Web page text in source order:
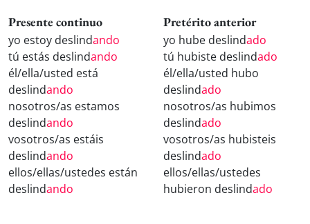
Presente continuo
yo estoy deslindando
tú estás deslindando
él/ella/usted está
deslindando
nosotros/as estamos
deslindando
vosotros/as estáis
deslindando
ellos/ellas/ustedes están
deslindando
Pretérito anterior
yo hube deslindado
tú hubiste deslindado
él/ella/usted hubo
deslindado
nosotros/as hubimos
deslindado
vosotros/as hubisteis
deslindado
ellos/ellas/ustedes
hubieron deslindado